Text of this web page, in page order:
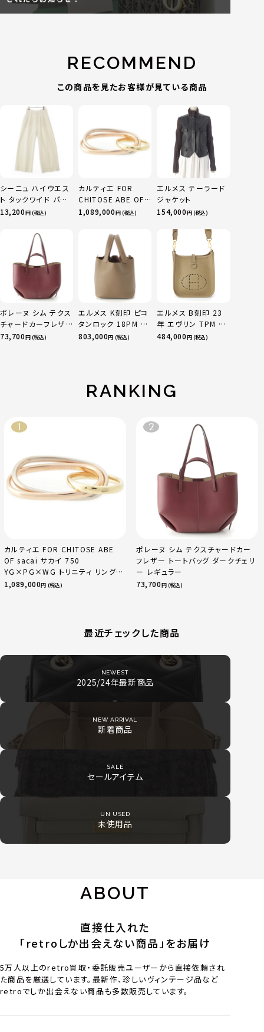
RECOMMEND
この商品を見たお客様が見ている商品
シーニュ ハイウエス
ト タックワイド パン
ツ ボトムス オフホワ
13,200円 (税込)
カルティエ FOR
CHITOSE ABE OF
sacai サカイ 750
ニティ リング 指輪 マ
ルチカラー 50 51
52 24.9g
1,089,000円 (税込)
エルメス テーラード
ジャケット
154,000円 (税込)
ポレーヌ シム テクス
チャードカーフレザ
ー トートバッグ ダー
73,700円 (税込)
エルメス K刻印 ピコ
タンロック 18PM ト
リヨン ハンドバッグ
803,000円 (税込)
エルメス B刻印 23
年 エヴリン TPM 16
アマゾン トリヨンク
484,000円 (税込)
RANKING
カルティエ FOR CHITOSE ABE
OF sacai サカイ 750
YG×PG×WG トリニティ リング
指輪 マルチカラー 50 51 52
1,089,000円 (税込)
ポレーヌ シム テクスチャードカー
フレザー トートバッグ ダークチェリ
ー レギュラー
73,700円 (税込)
最近チェックした商品
NEWEST
2025/24年最新商品
NEW ARRIVAL
新着商品
SALE
セールアイテム
UN USED
未使用品
ABOUT
直接仕入れた
「retroしか出会えない商品」をお届け
5万人以上のretro買取・委託販売ユーザーから直接依頼され
た商品を厳選しています。最新作、珍しいヴィンテージ品など
retroでしか出会えない商品も多数販売しています。